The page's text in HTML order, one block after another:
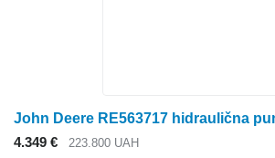
4.349 € 223.800 UAH